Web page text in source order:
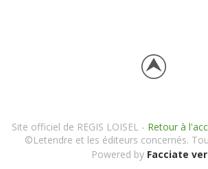
Site officiel de REGIS LOISEL - Retour à
©Letendre et les éditeurs concernés.
Powered by Facciate